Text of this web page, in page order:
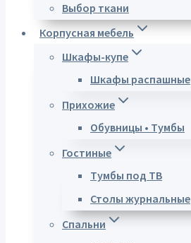
Выбор ткани
Корпусная мебель
Шкафы-купе
Шкафы распашные
Прихожие
Обувницы • Тумбы
Гостиные
Тумбы под ТВ
Столы журнальные
Спальни